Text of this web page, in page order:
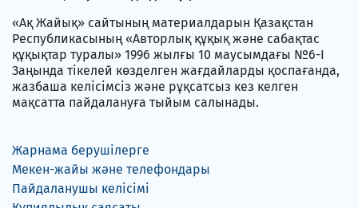
«Ақ Жайық» сайтының материалдарын Қазақстан
Республикасының «Авторлық құқық және сабақтас
құқықтар туралы» 1996 жылғы 10 маусымдағы №6-I
Заңында тікелей көзделген жағдайларды қоспағанда,
жазбаша келісімсіз және рұқсатсыз кез келген
мақсатта пайдалануға тыйым салынады.
Жарнама берушілерге
Мекен-жайы және телефондары
Пайдаланушы келісімі